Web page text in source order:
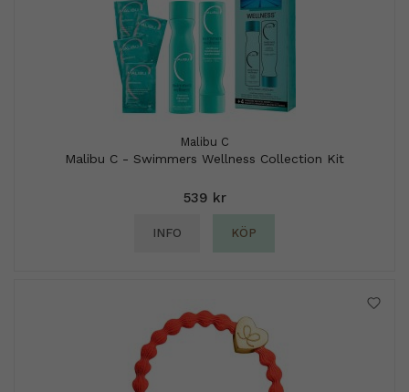
Malibu C
Malibu C - Swimmers Wellness Collection Kit
539 kr
INFO KÖP